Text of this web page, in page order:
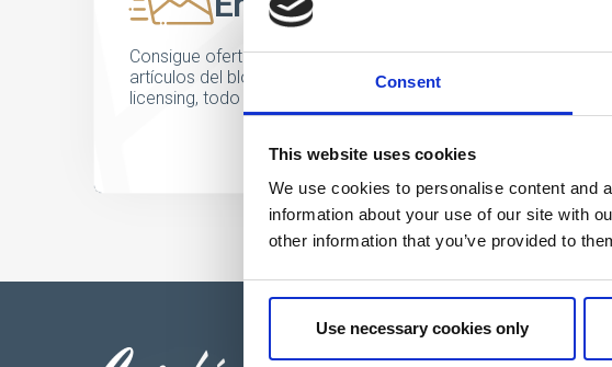
Consent
This website uses cookies
We use cookies to personalise content and
information about your use of our site with
other information that you’ve provided to
Use necessary cookies only
Consigue ofertas especiales, información sobre eventos, los
artículos del blog y conoce antes que nadie las novedades del
licensing, todo al alcance de un click.